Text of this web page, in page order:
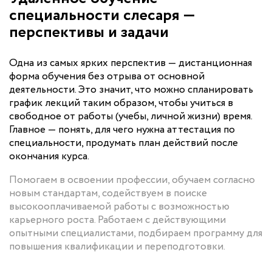
специальности слесаря —
перспективы и задачи
Одна из самых ярких перспектив — дистанционная
форма обучения без отрыва от основной
деятельности. Это значит, что можно спланировать
график лекций таким образом, чтобы учиться в
свободное от работы (учебы, личной жизни) время.
Главное — понять, для чего нужна аттестация по
специальности, продумать план действий после
окончания курса.
Помогаем в освоении профессии, обучаем согласно
новым стандартам, содействуем в поиске
высокооплачиваемой работы с возможностью
карьерного роста. Работаем с действующими
опытными специалистами, подбираем программу для
повышения квалификации и переподготовки.